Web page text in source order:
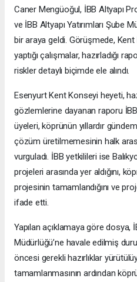
Caner Mengüoğul, İBB Altyapı
ve İBB Altyapı Yatırımları Şube
bir araya geldi. Görüşmede,
yaptığı çalışmalar, hazırladığı
riskler detaylı biçimde ele alındı.
Esenyurt Kent Konseyi heyeti,
gözlemlerine dayanan raporu
üyeleri, köprünün yıllardır
çözüm üretilmemesinin halk
vurguladı. İBB yetkilileri ise
projeleri arasında yer aldığını,
projesinin tamamlandığını ve
ifade etti.
Yapılan açıklamaya göre dosya,
Müdürlüğü’ne havale edilmiş
öncesi gerekli hazırlıklar
tamamlanmasının ardından